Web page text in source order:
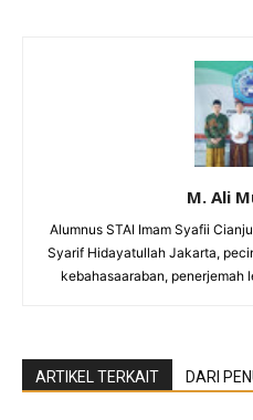
M. Ali
Alumnus STAI Imam Syafii
Syarif Hidayatullah Jakarta,
kebahasaaraban,
ARTIKEL TERKAIT DARI